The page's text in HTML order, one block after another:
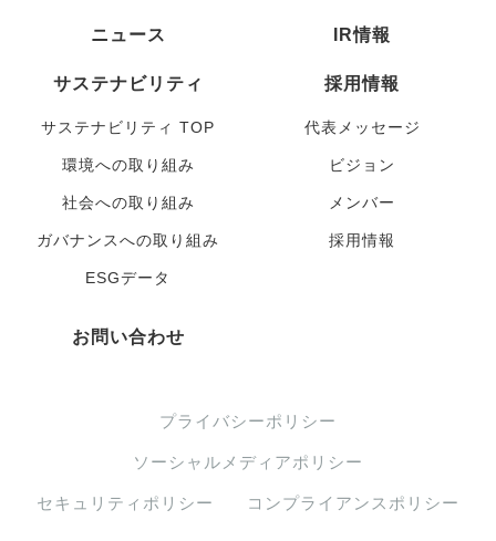
ニュース IR情報
サステナビリティ
サステナビリティ TOP
環境への取り組み
社会への取り組み
ガバナンスへの取り組み
ESGデータ
採用情報
代表メッセージ
ビジョン
メンバー
採用情報
お問い合わせ
プライバシーポリシー
ソーシャルメディアポリシー
セキュリティポリシー コンプライアンスポリシー